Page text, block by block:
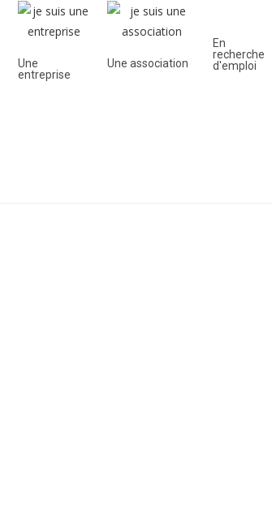
Une
entreprise
Une association
En
recherche
d'emploi